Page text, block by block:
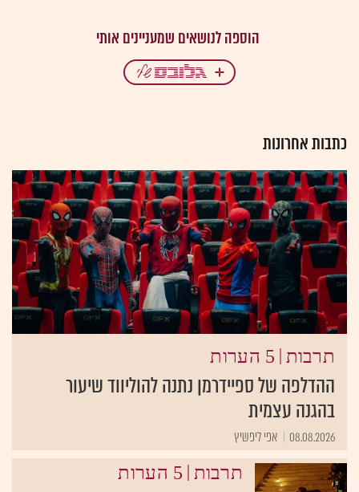
כתבות אחרונות
תרבות | 5 הערות
ההדלפה של ספיידרמן נתנה להוליווד שיעור
בהגנה עצמית
08.08.2026 אפי ליפשיץ
תרבות | 5 הערות